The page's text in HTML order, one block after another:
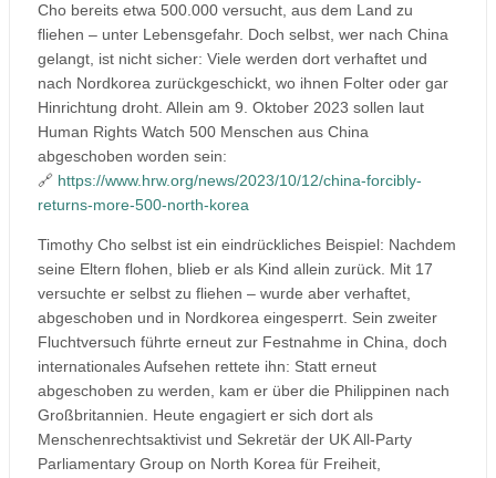
Cho bereits etwa 500.000 versucht, aus dem Land zu
fliehen – unter Lebensgefahr. Doch selbst, wer nach China
gelangt, ist nicht sicher: Viele werden dort verhaftet und
nach Nordkorea zurückgeschickt, wo ihnen Folter oder gar
Hinrichtung droht. Allein am 9. Oktober 2023 sollen laut
Human Rights Watch 500 Menschen aus China
abgeschoben worden sein:
🔗 https://www.hrw.org/news/2023/10/12/china-forcibly-
returns-more-500-north-korea
Timothy Cho selbst ist ein eindrückliches Beispiel: Nachdem
seine Eltern flohen, blieb er als Kind allein zurück. Mit 17
versuchte er selbst zu fliehen – wurde aber verhaftet,
abgeschoben und in Nordkorea eingesperrt. Sein zweiter
Fluchtversuch führte erneut zur Festnahme in China, doch
internationales Aufsehen rettete ihn: Statt erneut
abgeschoben zu werden, kam er über die Philippinen nach
Großbritannien. Heute engagiert er sich dort als
Menschenrechtsaktivist und Sekretär der UK All-Party
Parliamentary Group on North Korea für Freiheit,